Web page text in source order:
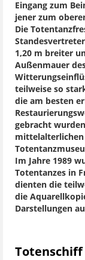
Eingang zum
jener zum
Die
1,20 m breiter
Außenmauer
teilweise so
die am besten
gebracht
mittelalterlichen
Im Jahre 1989
Totentanzes in
dienten die
die
Darstellungen
Totenschiff